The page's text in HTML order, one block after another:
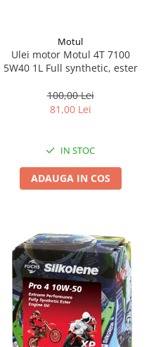
Motul
Ulei motor Motul 4T 7100
5W40 1L Full synthetic, ester
100,00 Lei
81,00 Lei
IN STOC
ADAUGA IN COS